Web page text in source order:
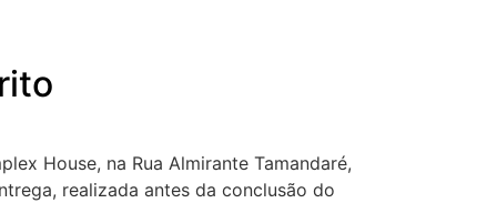
House, na Rua Almirante Tamandaré,
realizada antes da conclusão do